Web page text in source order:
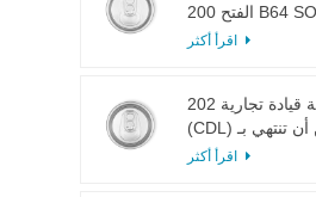
الفتح 200 B64 SOT
LOE
202 رخصة قيادة تجارية
(CDL) يمكن أن تنتهي بـ
SOT LOE فضي خفيف